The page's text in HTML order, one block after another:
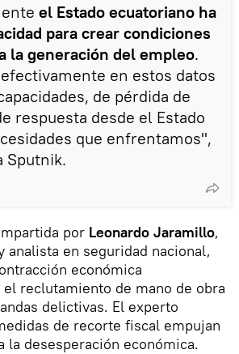
el Estado ecuatoriano ha
para crear condiciones
la generación del empleo.
en estos datos
de pérdida de
respuesta desde el Estado
que enfrentamos",
Sputnik.
por Leonardo Jaramillo,
analista en seguridad nacional,
económica
reclutamiento de mano de obra
delictivas. El experto
de recorte fiscal empujan
la desesperación económica.